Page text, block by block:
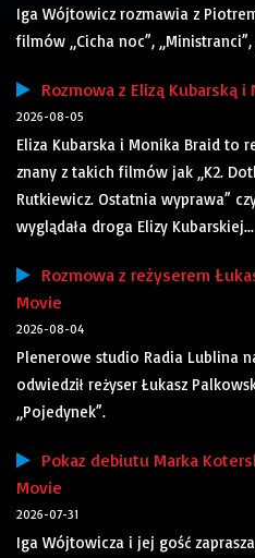
Iga Wójtowicz rozmawia z
filmów „Cicha noc”,
Rozmowa z Elizą Kubarską
2026-08-05
Eliza Kubarska i Monika Braid to
znany z takich filmów jak „K2.
Rutkiewicz. Ostatnia wyprawa”
wyglądała droga Elizy Kubarskiej...
Rozmowa z reżyserem
Movie
2026-08-04
Plenerowe studio Radia Lublina
odwiedził reżyser Łukasz
„Pojedynek”.
Pokaz debiutu Marka
Movie
2026-07-31
Iga Wójtowicza i jej gość